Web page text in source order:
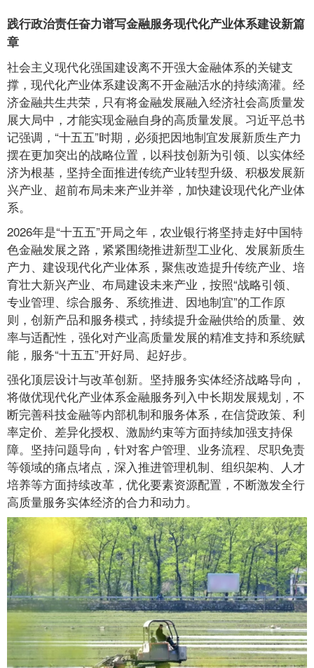
践行政治责任奋力谱写金融服务现代化产业体系建设新篇
章
社会主义现代化强国建设离不开强大金融体系的关键支
撑，现代化产业体系建设离不开金融活水的持续滴灌。经
济金融共生共荣，只有将金融发展融入经济社会高质量发
展大局中，才能实现金融自身的高质量发展。习近平总书
记强调，“十五五”时期，必须把因地制宜发展新质生产力
摆在更加突出的战略位置，以科技创新为引领、以实体经
济为根基，坚持全面推进传统产业转型升级、积极发展新
兴产业、超前布局未来产业并举，加快建设现代化产业体
系。
2026年是“十五五”开局之年，农业银行将坚持走好中国特
色金融发展之路，紧紧围绕推进新型工业化、发展新质生
产力、建设现代化产业体系，聚焦改造提升传统产业、培
育壮大新兴产业、布局建设未来产业，按照“战略引领、
专业管理、综合服务、系统推进、因地制宜”的工作原
则，创新产品和服务模式，持续提升金融供给的质量、效
率与适配性，强化对产业高质量发展的精准支持和系统赋
能，服务“十五五”开好局、起好步。
强化顶层设计与改革创新。坚持服务实体经济战略导向，
将做优现代化产业体系金融服务列入中长期发展规划，不
断完善科技金融等内部机制和服务体系，在信贷政策、利
率定价、差异化授权、激励约束等方面持续加强支持保
障。坚持问题导向，针对客户管理、业务流程、尽职免责
等领域的痛点堵点，深入推进管理机制、组织架构、人才
培养等方面持续改革，优化要素资源配置，不断激发全行
高质量服务实体经济的合力和动力。